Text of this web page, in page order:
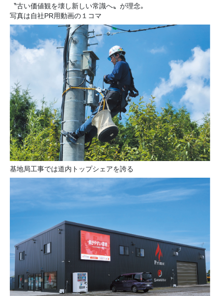
〝古い価値観を壊し新しい常識へ〟が理念。
写真は自社PR用動画の１コマ
基地局工事では道内トップシェアを誇る